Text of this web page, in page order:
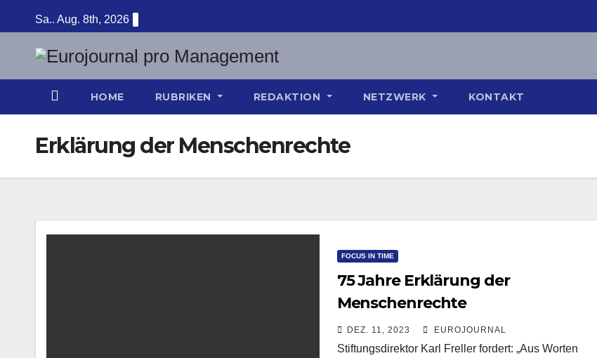
Inhalt
springen
Sa.. Aug. 8th, 2026
HOME RUBRIKEN REDAKTION NETZWERK KONTAKT
Erklärung der Menschenrechte
FOCUS IN TIME
75 Jahre Erklärung der
Menschenrechte
DEZ. 11, 2023 EUROJOURNAL
Stiftungsdirektor Karl Freller fordert: „Aus Worten